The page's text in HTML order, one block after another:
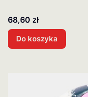
Cena
68,60 zł
Do koszyka